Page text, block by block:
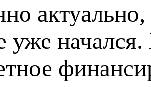
уже